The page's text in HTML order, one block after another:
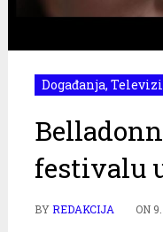
Događanja,
festivalu
BYREDAKCIJA ON